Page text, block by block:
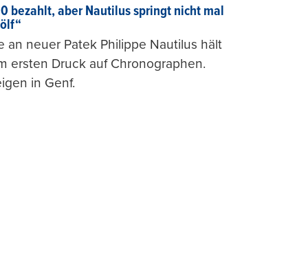
bezahlt, aber Nautilus springt nicht mal
an neuer Patek Philippe Nautilus hält
ersten Druck auf Chronographen.
in Genf.